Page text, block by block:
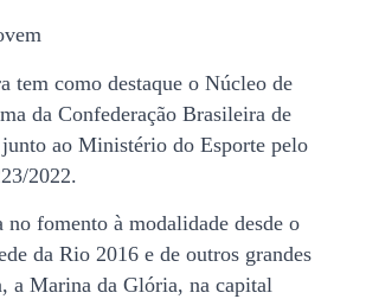
tem como destaque o Núcleo de
da Confederação Brasileira de
ao Ministério do Esporte pelo
2022.
no fomento à modalidade desde o
da Rio 2016 e de outros grandes
a Marina da Glória, na capital